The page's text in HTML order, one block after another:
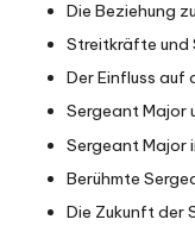
Die Beziehung
Streitkräfte und
Der Einfluss auf
Sergeant Major
Sergeant Major
Berühmte
Die Zukunft der